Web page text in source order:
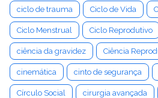
ciclo de trauma Ciclo de Vida
Ciclo Menstrual Ciclo Reprodutivo
ciência da gravidez Ciência
cinemática cinto de segurança
Círculo Social cirurgia avançada